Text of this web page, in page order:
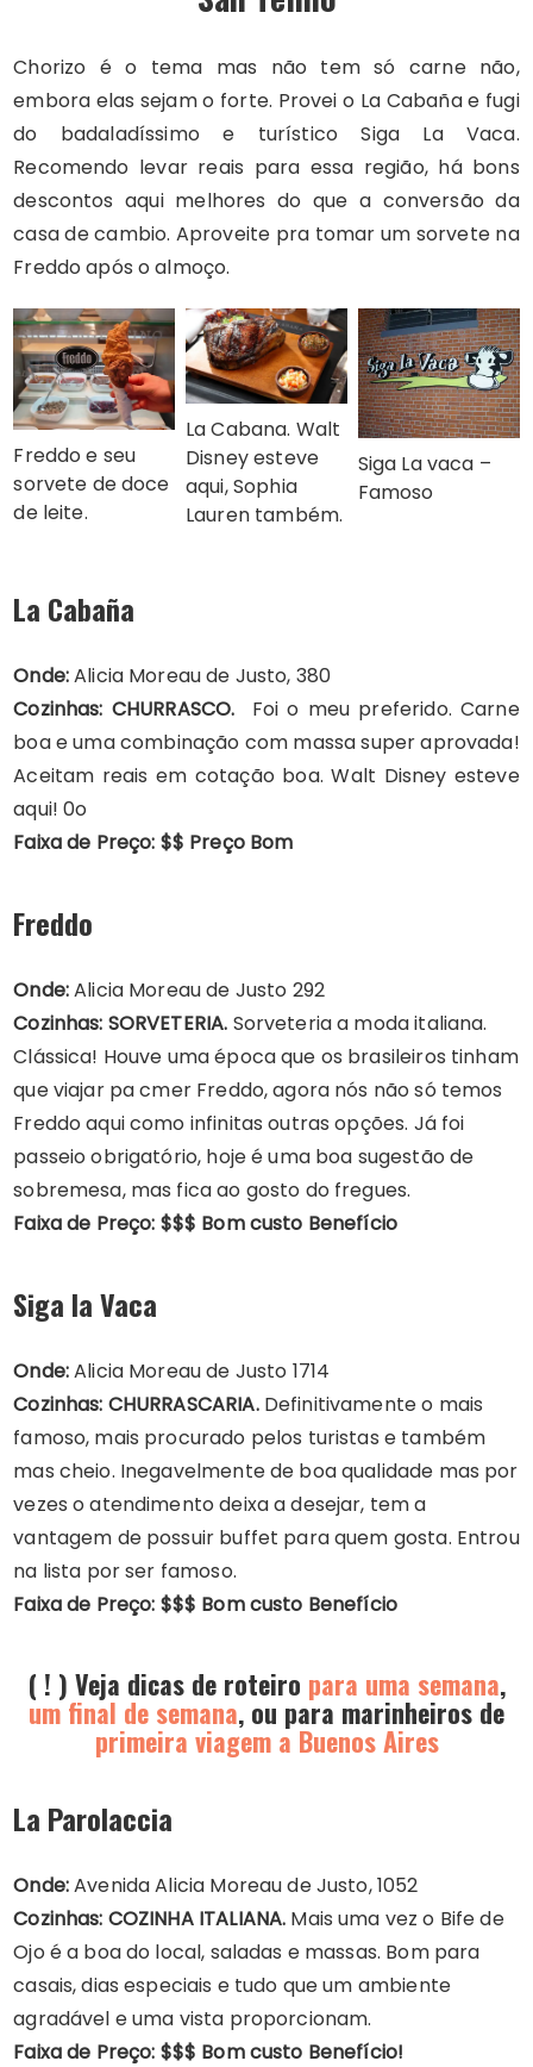
Chorizo é o tema mas não tem só carne não,
embora elas sejam o forte. Provei o La Cabaña e fugi
do badaladíssimo e turístico Siga La Vaca.
Recomendo levar reais para essa região, há bons
descontos aqui melhores do que a conversão da
casa de cambio. Aproveite pra tomar um sorvete na
Freddo após o almoço.
Freddo e seu
sorvete de doce
de leite.
La Cabana. Walt
Disney esteve
aqui, Sophia
Lauren também.
Siga La vaca –
Famoso
La Cabaña
Onde:Alicia Moreau de Justo, 380
Cozinhas: CHURRASCO. Foi o meu preferido. Carne
boa e uma combinação com massa super aprovada!
Aceitam reais em cotação boa. Walt Disney esteve
aqui! 0o
Faixa de Preço: $$ Preço Bom
Freddo
Onde:Alicia Moreau de Justo 292
Cozinhas: SORVETERIA. Sorveteria a moda italiana.
Clássica! Houve uma época que os brasileiros tinham
que viajar pa cmer Freddo, agora nós não só temos
Freddo aqui como infinitas outras opções. Já foi
passeio obrigatório, hoje é uma boa sugestão de
sobremesa, mas fica ao gosto do fregues.
Faixa de Preço: $$$ Bom custo Benefício
Siga la Vaca
Onde:Alicia Moreau de Justo 1714
Cozinhas: CHURRASCARIA.Definitivamente o mais
famoso, mais procurado pelos turistas e também
mas cheio. Inegavelmente de boa qualidade mas por
vezes o atendimento deixa a desejar, tem a
vantagem de possuir buffet para quem gosta. Entrou
na lista por ser famoso.
Faixa de Preço: $$$ Bom custo Benefício
( ! ) Veja dicas de roteiro para uma semana,
um final de semana, ou para marinheiros de
primeira viagem a Buenos Aires
La Parolaccia
Onde:Avenida Alicia Moreau de Justo, 1052
Cozinhas: COZINHA ITALIANA. Mais uma vez o Bife de
Ojo é a boa do local, saladas e massas. Bom para
casais, dias especiais e tudo que um ambiente
agradável e uma vista proporcionam.
Faixa de Preço: $$$ Bom custo Benefício!